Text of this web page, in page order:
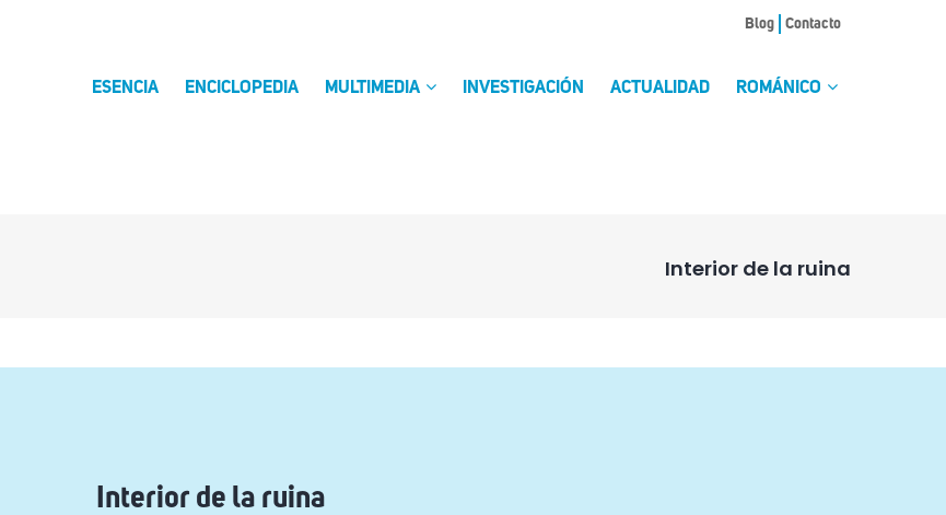
Blog Contacto
ESENCIA ENCICLOPEDIA MULTIMEDIA INVESTIGACIÓN ACTUALIDAD ROMÁNICO
Interior de la ruina
Interior de la ruina